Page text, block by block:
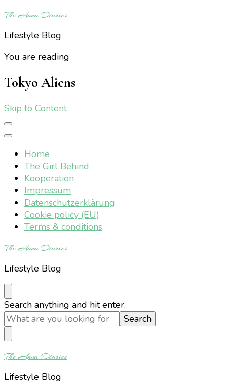
The Anna Diaries
Lifestyle Blog
You are reading
Tokyo Aliens
Skip to Content
Home
The Girl Behind
Kooperation
Impressum
Datenschutzerklärung
Cookie policy (EU)
Terms & conditions
The Anna Diaries
Lifestyle Blog
Looking
for
Something?
Search anything and hit enter.
The Anna Diaries
Lifestyle Blog